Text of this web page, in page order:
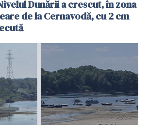
Dunării a crescut, în zona
de la Cernavodă, cu 2 cm